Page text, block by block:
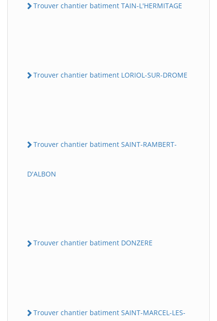
Trouver chantier batiment TAIN-L'HERMITAGE
Trouver chantier batiment LORIOL-SUR-DROME
Trouver chantier batiment SAINT-RAMBERT-
D'ALBON
Trouver chantier batiment DONZERE
Trouver chantier batiment SAINT-MARCEL-LES-